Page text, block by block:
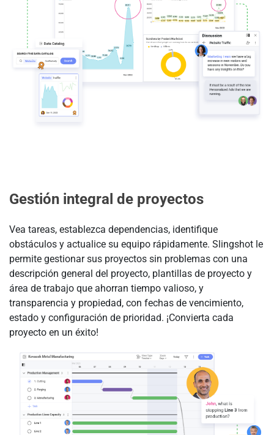
Gestión integral de proyectos
Vea tareas, establezca dependencias, identifique
obstáculos y actualice su equipo rápidamente. Slingshot le
permite gestionar sus proyectos sin problemas con una
descripción general del proyecto, plantillas de proyecto y
área de trabajo que ahorran tiempo valioso, y
transparencia y propiedad, con fechas de vencimiento,
estado y configuración de prioridad. ¡Convierta cada
proyecto en un éxito!